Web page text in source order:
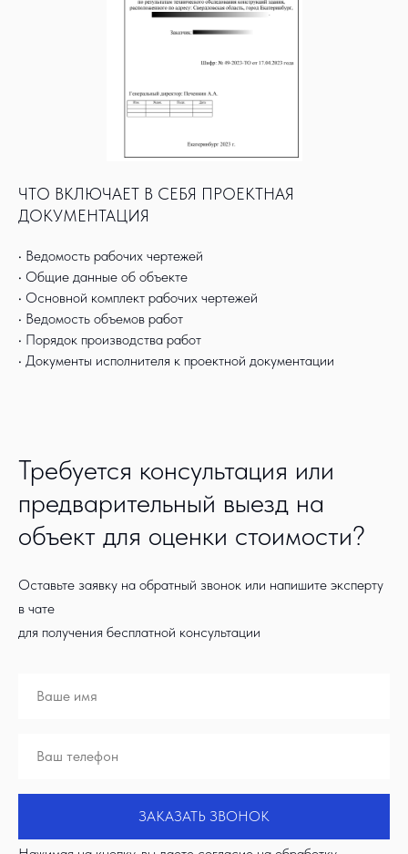
ЧТО ВКЛЮЧАЕТ В СЕБЯ ПРОЕКТНАЯ
ДОКУМЕНТАЦИЯ
• Ведомость рабочих чертежей
• Общие данные об объекте
• Основной комплект рабочих чертежей
• Ведомость объемов работ
• Порядок производства работ
• Документы исполнителя к проектной документации
Требуется консультация или
предварительный выезд на
объект для оценки стоимости?
Оставьте заявку на обратный звонок или напишите эксперту
в чате
для получения бесплатной консультации
ЗАКАЗАТЬ ЗВОНОК